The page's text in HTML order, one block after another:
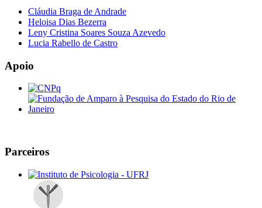
Cláudia Braga de Andrade
Heloisa Dias Bezerra
Leny Cristina Soares Souza Azevedo
Lucia Rabello de Castro
Apoio
Parceiros